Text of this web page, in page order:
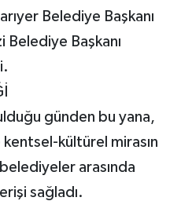
Belediye Başkanı
Başkanı
günden bu yana,
kentsel-kültürel mirasın
arasında
sağladı.